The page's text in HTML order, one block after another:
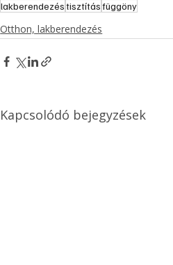
lakberendezéstisztításfüggöny
Otthon, lakberendezés
Kapcsolódó bejegyzések